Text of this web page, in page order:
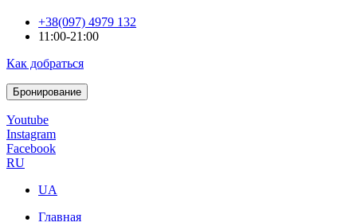
+38(097) 4979 132
11:00-21:00
Как добраться
Бронирование
Youtube
Instagram
Facebook
RU
UA
Главная